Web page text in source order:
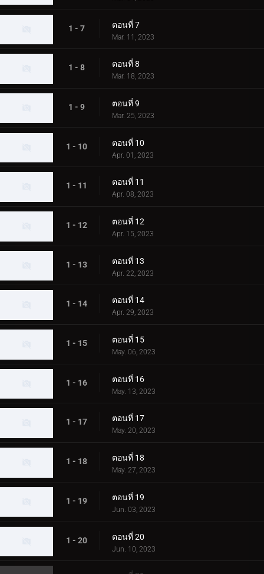
1 - 7 ตอนที่ 7
Mar. 11, 2023
1 - 8 ตอนที่ 8
Mar. 18, 2023
1 - 9 ตอนที่ 9
Mar. 25, 2023
1 - 10 ตอนที่ 10
Apr. 01, 2023
1 - 11 ตอนที่ 11
Apr. 08, 2023
1 - 12 ตอนที่ 12
Apr. 15, 2023
1 - 13 ตอนที่ 13
Apr. 22, 2023
1 - 14 ตอนที่ 14
Apr. 29, 2023
1 - 15 ตอนที่ 15
May. 06, 2023
1 - 16 ตอนที่ 16
May. 13, 2023
1 - 17 ตอนที่ 17
May. 20, 2023
1 - 18 ตอนที่ 18
May. 27, 2023
1 - 19 ตอนที่ 19
Jun. 03, 2023
1 - 20 ตอนที่ 20
Jun. 10, 2023